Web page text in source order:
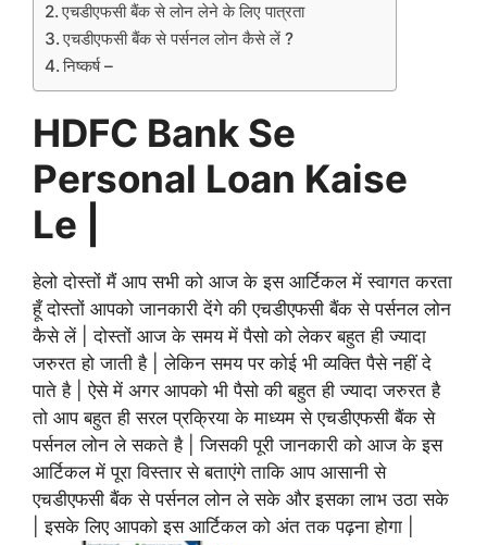
एचडीएफसी बैंक से लोन लेने के लिए पात्रता
एचडीएफसी बैंक से पर्सनल लोन कैसे लें ?
निष्कर्ष –
HDFC Bank Se
Personal Loan Kaise
Le |
हेलो दोस्तों मैं आप सभी को आज के इस आर्टिकल में स्वागत करता
हूँ दोस्तों आपको जानकारी देंगे की एचडीएफसी बैंक से पर्सनल लोन
कैसे लें | दोस्तों आज के समय में पैसो को लेकर बहुत ही ज्यादा
जरुरत हो जाती है | लेकिन समय पर कोई भी व्यक्ति पैसे नहीं दे
पाते है | ऐसे में अगर आपको भी पैसो की बहुत ही ज्यादा जरुरत है
तो आप बहुत ही सरल प्रक्रिया के माध्यम से एचडीएफसी बैंक से
पर्सनल लोन ले सकते है | जिसकी पूरी जानकारी को आज के इस
आर्टिकल में पूरा विस्तार से बताएंगे ताकि आप आसानी से
एचडीएफसी बैंक से पर्सनल लोन ले सके और इसका लाभ उठा सके
| इसके लिए आपको इस आर्टिकल को अंत तक पढ़ना होगा |